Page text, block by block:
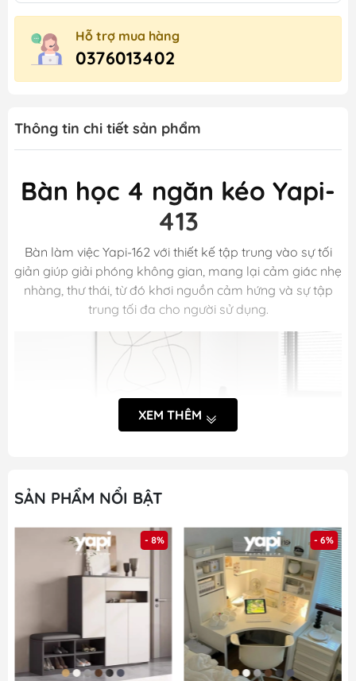
Hỗ trợ mua hàng
0376013402
Thông tin chi tiết sản phẩm
Bàn học 4 ngăn kéo Yapi-
413
Bàn làm việc Yapi-162 với thiết kế tập trung vào sự tối
giản giúp giải phóng không gian, mang lại cảm giác nhẹ
nhàng, thư thái, từ đó khơi nguồn cảm hứng và sự tập
trung tối đa cho người sử dụng.
XEM THÊM
SẢN PHẨM NỔI BẬT
- 8% - 6%